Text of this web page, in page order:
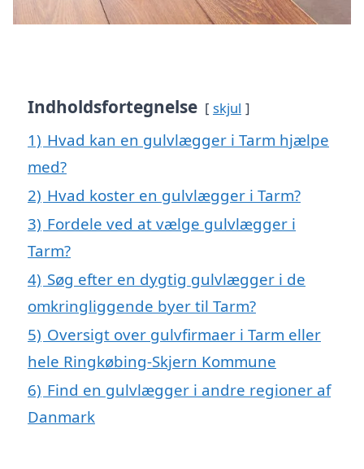
Indholdsfortegnelse skjul
1) Hvad kan en gulvlægger i Tarm hjælpe
med?
2) Hvad koster en gulvlægger i Tarm?
3) Fordele ved at vælge gulvlægger i
Tarm?
4) Søg efter en dygtig gulvlægger i de
omkringliggende byer til Tarm?
5) Oversigt over gulvfirmaer i Tarm eller
hele Ringkøbing-Skjern Kommune
6) Find en gulvlægger i andre regioner af
Danmark